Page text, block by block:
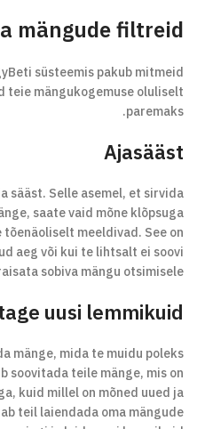
mängude filtreid?
süsteemis pakub mitmeid
teie mängukogemuse oluliselt
paremaks.
Ajasääst
sääst. Selle asemel, et sirvida
saate vaid mõne klõpsuga
meeldivad. See on
aeg või kui te lihtsalt ei soovi
sobiva mängu otsimisele.
uusi lemmikuid
mänge, mida te muidu poleks
soovitada teile mänge, mis on
kuid millel on mõned uued ja
teil laiendada oma mängude